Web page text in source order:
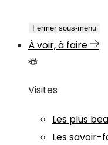
Fermer sous-menu
À voir, à faire
Visites
Les plus
Les savoir-